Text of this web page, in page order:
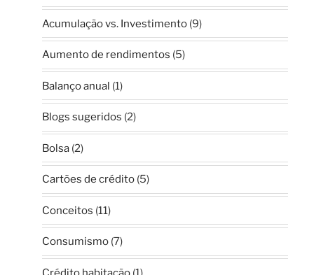
Acumulação vs. Investimento(9)
Aumento de rendimentos (5)
Balanço anual (1)
Blogs sugeridos (2)
Bolsa(2)
Cartões de crédito(5)
Conceitos (11)
Consumismo(7)